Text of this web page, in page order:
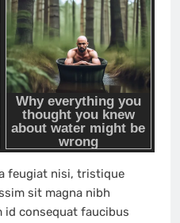
feugiat nisi, tristique
sit magna nibh
id consequat faucibus